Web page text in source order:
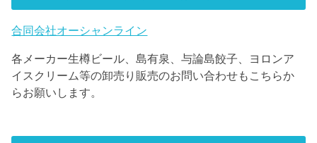
合同会社オーシャンライン
各メーカー生樽ビール、島有泉、与論島餃子、ヨロンア
イスクリーム等の卸売り販売のお問い合わせもこちらか
らお願いします。